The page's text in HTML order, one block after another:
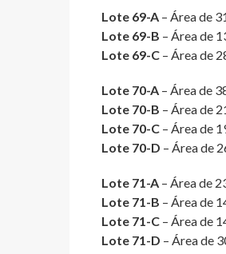
Lote 69-A – Área de
Lote 69-B – Área de
Lote 69-C – Área de
Lote 70-A – Área de
Lote 70-B – Área de
Lote 70-C – Área de
Lote 70-D – Área de
Lote 71-A – Área de
Lote 71-B – Área de
Lote 71-C – Área de
Lote 71-D – Área de